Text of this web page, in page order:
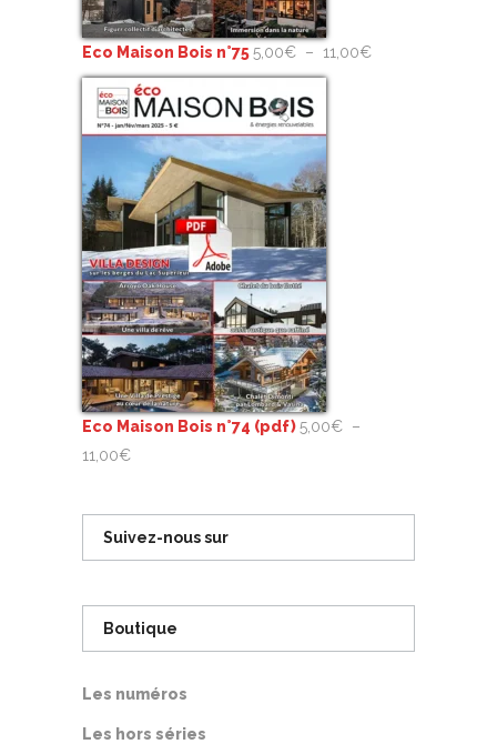
Eco Maison Bois n°755,00€ – 11,00€Plage
Eco Maison Bois n°74 (pdf)5,00€ –
11,00€Plage
prix :
5,00€
Suivez-nous sur
Boutique
Les numéros
Les hors séries